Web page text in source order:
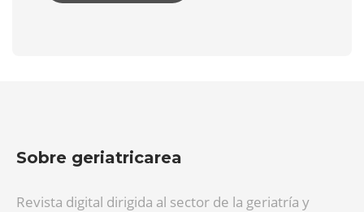
Sobre geriatricarea
Revista digital dirigida al sector de la geriatría y